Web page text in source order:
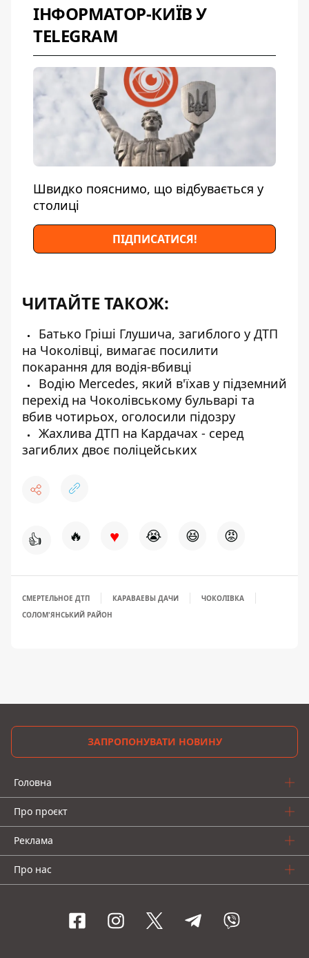
ІНФОРМАТОР-КИЇВ У
TELEGRAM
Швидко пояснимо, що відбувається у
столиці
ПІДПИСАТИСЯ!
ЧИТАЙТЕ ТАКОЖ:
Батько Гріші Глушича, загиблого у ДТП
на Чоколівці, вимагає посилити
покарання для водія-вбивці
Водію Mercedes, який в'їхав у підземний
перехід на Чоколівському бульварі та
вбив чотирьох, оголосили підозру
Жахлива ДТП на Кардачах - серед
загиблих двоє поліцейських
👍 🔥 ♥ 😭 😆 😡
СМЕРТЕЛЬНОЕ ДТП КАРАВАЕВЫ ДАЧИ
ЧОКОЛІВКА
СОЛОМ'ЯНСЬКИЙ РАЙОН
ЗАПРОПОНУВАТИ НОВИНУ
Головна
Про проєкт
Реклама
Про нас